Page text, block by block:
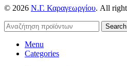
© 2026 Ν.Γ. Καραγεωργίου. All
Search
Menu
Categories